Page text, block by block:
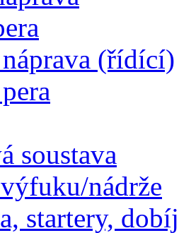
(řídící)
soustava
nádrže
startery,